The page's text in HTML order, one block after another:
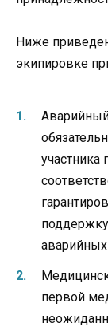
Ниже
экипировке
аварийных
первой